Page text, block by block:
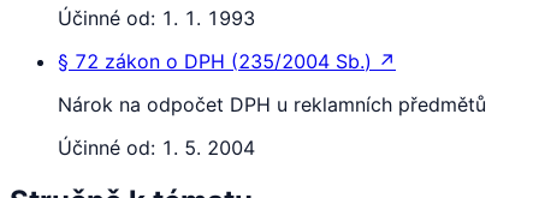
Účinné od: 1. 1. 1993
§ 72 zákon o DPH (235/2004 Sb.) ↗
Nárok na odpočet DPH u reklamních předmětů
Účinné od: 1. 5. 2004